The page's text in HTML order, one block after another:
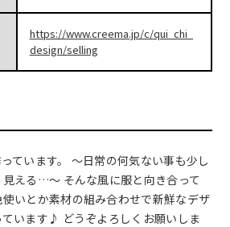
https://www.creema.jp/c/qui_chi_
design/selling
ています。 ～日常の何気ない事も少し
える…～ そんな風に服と向き合って
いとか素材の組み合わせで新鮮なデザ
います♪ どうぞよろしくお願いしま